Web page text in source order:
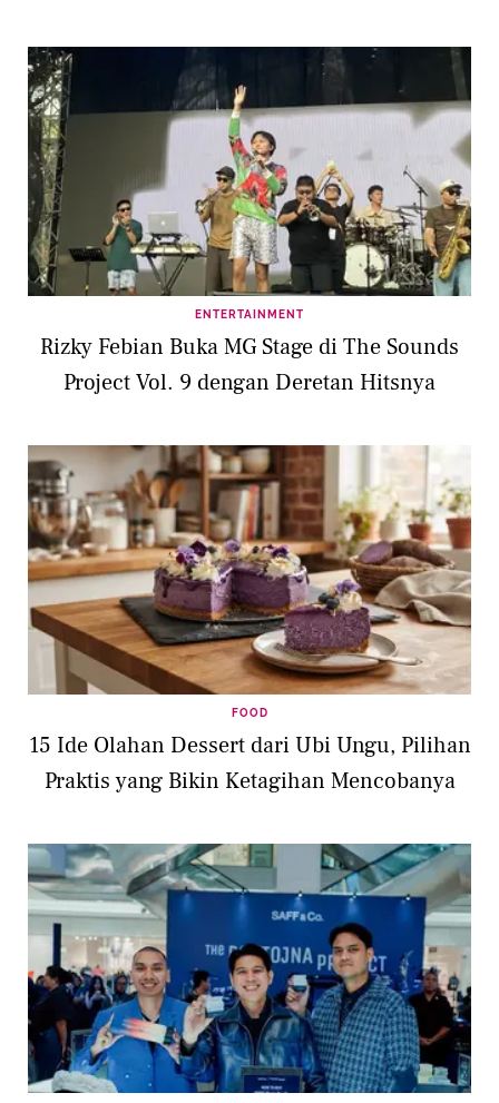
ENTERTAINMENT
Rizky Febian Buka MG Stage di The Sounds
Project Vol. 9 dengan Deretan Hitsnya
FOOD
15 Ide Olahan Dessert dari Ubi Ungu, Pilihan
Praktis yang Bikin Ketagihan Mencobanya